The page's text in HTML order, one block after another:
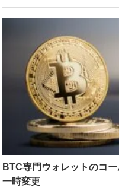
BTC専門ウォレットのコ
一時変更